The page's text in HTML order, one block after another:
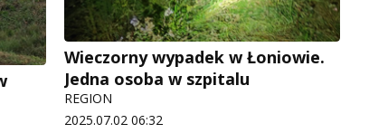
Wieczorny wypadek w Łoniowie.
Jedna osoba w szpitalu
REGION
2025.07.02 06:32